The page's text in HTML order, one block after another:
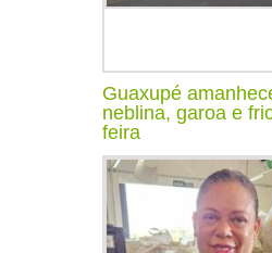
Guaxupé
neblina, garoa e
feira